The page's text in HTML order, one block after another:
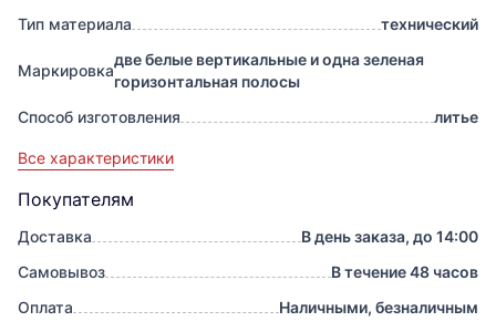
Тип материала
технический
Маркировка
две белые вертикальные и одна зеленая
горизонтальная полосы
Способ изготовления
литье
Все характеристики
Покупателям
Доставка
В день заказа, до 14:00
Самовывоз
В течение 48 часов
Оплата
Наличными, безналичным